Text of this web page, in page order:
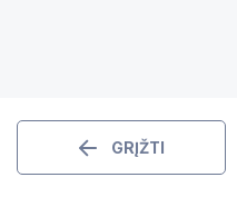
GRĮŽTI